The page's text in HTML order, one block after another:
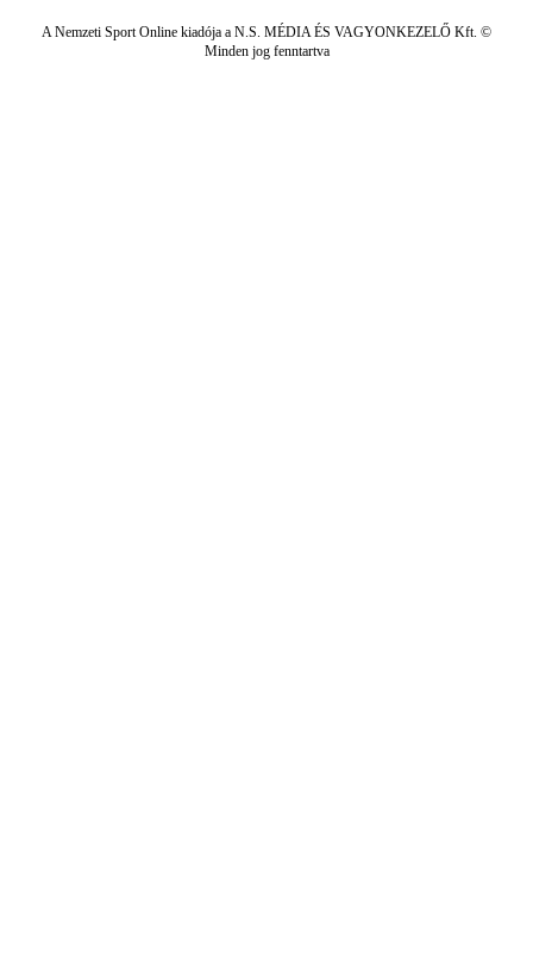
A Nemzeti Sport Online kiadója a N.S. MÉDIA ÉS VAGYONKEZELŐ Kft. ©
Minden jog fenntartva